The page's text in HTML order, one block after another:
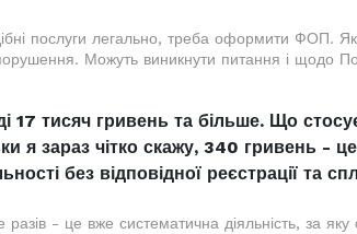
послуги легально, треба оформити ФОП.
Можуть виникнути питання і щодо
17 тисяч гривень та більше. Що
я зараз чітко скажу, 340 гривень -
без відповідної реєстрації та
- це вже систематична діяльність, за яку